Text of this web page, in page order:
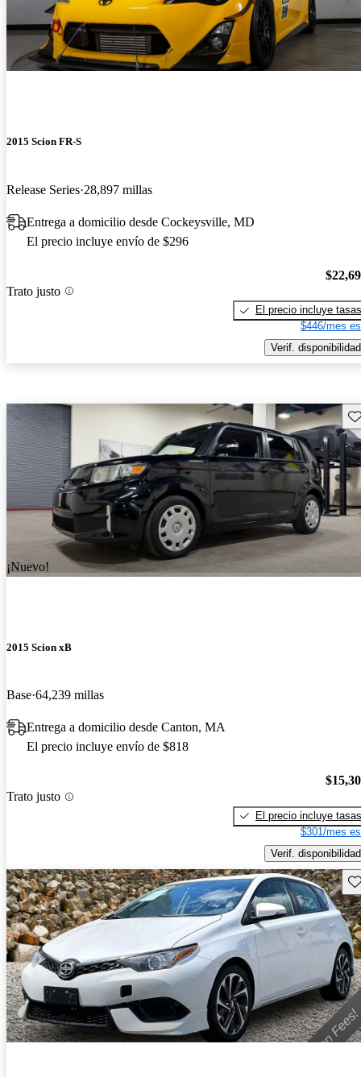
2015 Scion FR-S
Release Series 28,897 millas
Entrega a domicilio desde Cockeysville, MD
El precio incluye envío de $296
Trato justo
El precio incluye tasas
$446/mes
Verif. disponibilidad
¡Nuevo!
2015 Scion xB
Base 64,239 millas
Entrega a domicilio desde Canton, MA
El precio incluye envío de $818
Trato justo
El precio incluye tasas
$301/mes
Verif. disponibilidad